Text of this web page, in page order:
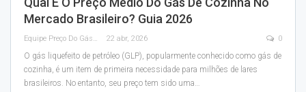
Mercado Brasileiro? Guia 2026
Equipe Preço Do Gás 22 abr, 2026 0
O gás liquefeito de petróleo (GLP), popularmente conhecido como gás de
cozinha, é um item de primeira necessidade para milhões de lares
brasileiros. No entanto, seu preço tem sido uma…